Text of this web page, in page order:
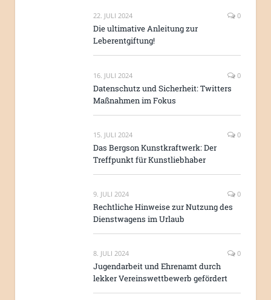
22. JULI 2024 0
Die ultimative Anleitung zur
Leberentgiftung!
16. JULI 2024 0
Datenschutz und Sicherheit: Twitters
Maßnahmen im Fokus
15. JULI 2024 0
Das Bergson Kunstkraftwerk: Der
Treffpunkt für Kunstliebhaber
9. JULI 2024 0
Rechtliche Hinweise zur Nutzung des
Dienstwagens im Urlaub
8. JULI 2024 0
Jugendarbeit und Ehrenamt durch
lekker Vereinswettbewerb gefördert